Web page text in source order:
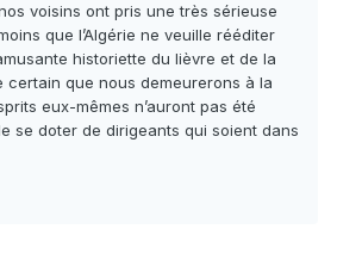
voisins ont pris une très sérieuse
que l’Algérie ne veuille rééditer
historiette du lièvre et de la
certain que nous demeurerons à la
eux-mêmes n’auront pas été
se doter de dirigeants qui soient dans